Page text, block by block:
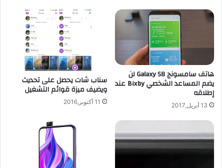
هاتف سامسونج Galaxy S8 لن
يضم المساعد الشخصي Bixby عند
إطلاقه
13 أبريل,2017
سناب شات يحصل على تحديث
ويضيف ميزة قوائم التشغيل
11 أكتوبر,2016